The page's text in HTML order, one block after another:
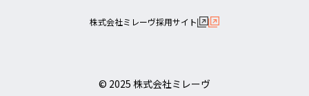
株式会社ミレーヴ採用サイト
© 2025 株式会社ミレーヴ